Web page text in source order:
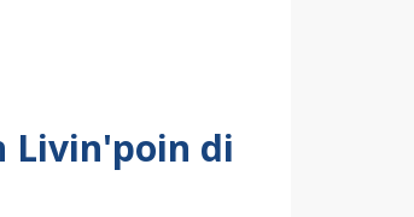
Livin'poin di